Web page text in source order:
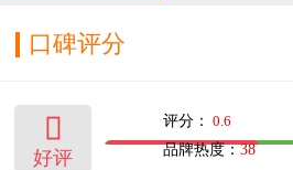
口碑评分

好评
评分： 0.6
品牌热度：38